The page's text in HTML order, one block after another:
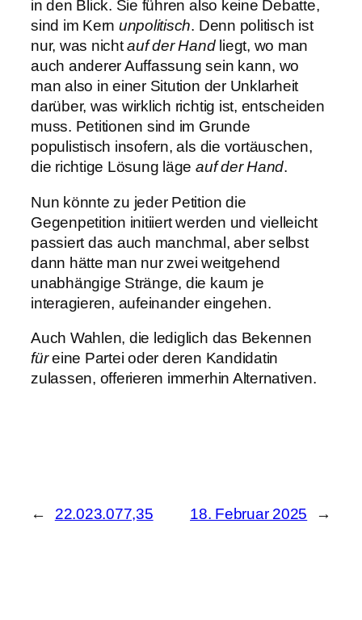
in den Blick. Sie führen also keine Debatte,
sind im Kern unpolitisch. Denn politisch ist
nur, was nichtauf der Handliegt, wo man
auch anderer Auffassung sein kann, wo
man also in einer Sitution der Unklarheit
darüber, was wirklich richtig ist, entscheiden
muss. Petitionen sind im Grunde
populistisch insofern, als die vortäuschen,
die richtige Lösung läge auf der Hand.
Nun könnte zu jeder Petition die
Gegenpetition initiiert werden und vielleicht
passiert das auch manchmal, aber selbst
dann hätte man nur zwei weitgehend
unabhängige Stränge, die kaum je
interagieren, aufeinander eingehen.
Auch Wahlen, die lediglich das Bekennen
füreine Partei oder deren Kandidatin
zulassen, offerieren immerhin Alternativen.
← 22.023.077,35 18. Februar 2025 →